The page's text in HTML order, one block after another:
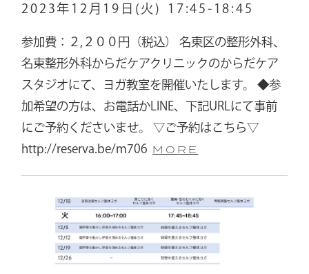
2023年12月19日(火)
17:45-18:45
参加費：２,２００円（税込） 名東区の整形外科、
名東整形外科からだケアクリニックのからだケア
スタジオにて、ヨガ教室を開催いたします。 ◆参
加希望の方は、お電話かLINE、下記URLにて事前
にご予約くださいませ。 ▽ご予約はこちら▽
http://reserva.be/m706 MORE